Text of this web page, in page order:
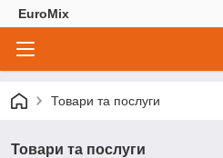
EuroMix
Товари та послуги
Товари та послуги